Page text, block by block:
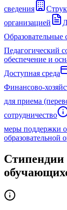
сведения
организацией
Образовательные
Педагогический
обеспечение и
Доступная среда
Финансово-
для приема
сотрудничество
меры поддержки
образовательной